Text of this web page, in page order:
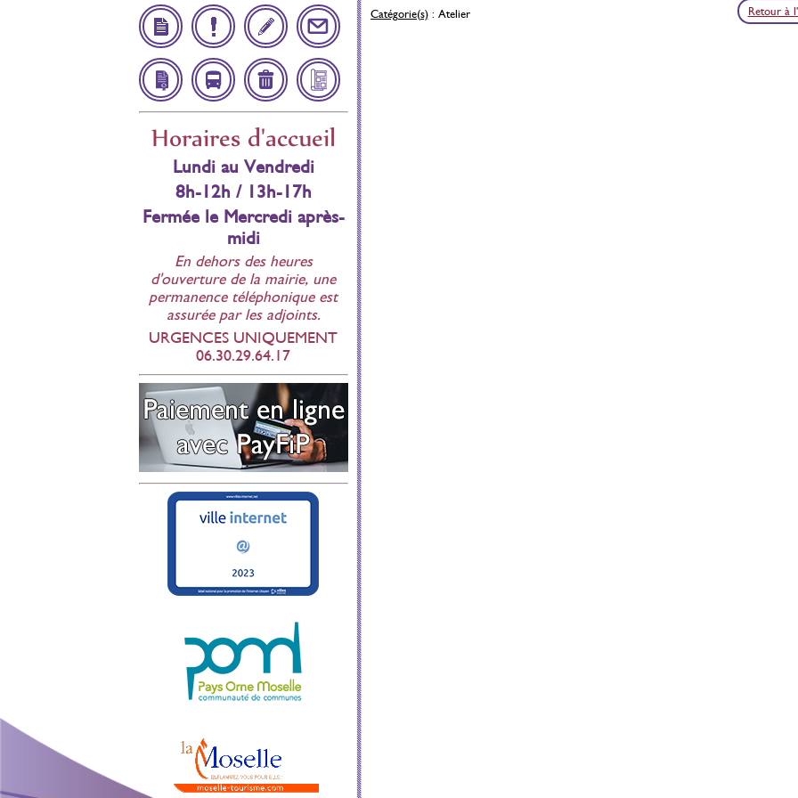
Démarches
Administratives
Infos
Utiles
Inscription
Scolaire
Contact
Affichage
réglementaire
NavetteDéchetteries
Bulletin
Municipal
Horaires d'accueil
Lundi au Vendredi
8h-12h / 13h-17h
Fermée le Mercredi après-
midi
En dehors des heures
d'ouverture de la mairie, une
permanence téléphonique est
assurée par les adjoints.
URGENCES UNIQUEMENT
06.30.29.64.17
Catégorie(s): Atelier Retour à